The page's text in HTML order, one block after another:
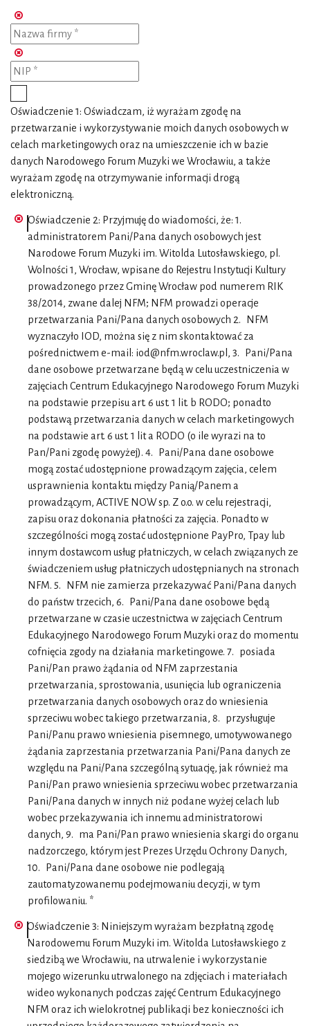
Oświadczenie 1: Oświadczam, iż wyrażam zgodę na
przetwarzanie i wykorzystywanie moich danych osobowych w
celach marketingowych oraz na umieszczenie ich w bazie
danych Narodowego Forum Muzyki we Wrocławiu, a także
wyrażam zgodę na otrzymywanie informacji drogą
elektroniczną.
Oświadczenie 2: Przyjmuję do wiadomości, że: 1.
administratorem Pani/Pana danych osobowych jest
Narodowe Forum Muzyki im. Witolda Lutosławskiego, pl.
Wolności 1, Wrocław, wpisane do Rejestru Instytucji Kultury
prowadzonego przez Gminę Wrocław pod numerem RIK
38/2014, zwane dalej NFM; NFM prowadzi operacje
przetwarzania Pani/Pana danych osobowych 2. NFM
wyznaczyło IOD, można się z nim skontaktować za
pośrednictwem e-mail: iod@nfm.wroclaw.pl, 3. Pani/Pana
dane osobowe przetwarzane będą w celu uczestniczenia w
zajęciach Centrum Edukacyjnego Narodowego Forum Muzyki
na podstawie przepisu art. 6 ust. 1 lit. b RODO; ponadto
podstawą przetwarzania danych w celach marketingowych
na podstawie art. 6 ust. 1 lit a RODO (o ile wyrazi na to
Pan/Pani zgodę powyżej). 4. Pani/Pana dane osobowe
mogą zostać udostępnione prowadzącym zajęcia, celem
usprawnienia kontaktu między Panią/Panem a
prowadzącym, ACTIVE NOW sp. Z o.o. w celu rejestracji,
zapisu oraz dokonania płatności za zajęcia. Ponadto w
szczególności mogą zostać udostępnione PayPro, Tpay lub
innym dostawcom usług płatniczych, w celach związanych ze
świadczeniem usług płatniczych udostępnianych na stronach
NFM. 5. NFM nie zamierza przekazywać Pani/Pana danych
do państw trzecich, 6. Pani/Pana dane osobowe będą
przetwarzane w czasie uczestnictwa w zajęciach Centrum
Edukacyjnego Narodowego Forum Muzyki oraz do momentu
cofnięcia zgody na działania marketingowe. 7. posiada
Pani/Pan prawo żądania od NFM zaprzestania
przetwarzania, sprostowania, usunięcia lub ograniczenia
przetwarzania danych osobowych oraz do wniesienia
sprzeciwu wobec takiego przetwarzania, 8. przysługuje
Pani/Panu prawo wniesienia pisemnego, umotywowanego
żądania zaprzestania przetwarzania Pani/Pana danych ze
względu na Pani/Pana szczególną sytuację, jak również ma
Pani/Pan prawo wniesienia sprzeciwu wobec przetwarzania
Pani/Pana danych w innych niż podane wyżej celach lub
wobec przekazywania ich innemu administratorowi
danych, 9. ma Pani/Pan prawo wniesienia skargi do organu
nadzorczego, którym jest Prezes Urzędu Ochrony Danych,
10. Pani/Pana dane osobowe nie podlegają
zautomatyzowanemu podejmowaniu decyzji, w tym
profilowaniu. *
Oświadczenie 3: Niniejszym wyrażam bezpłatną zgodę
Narodowemu Forum Muzyki im. Witolda Lutosławskiego z
siedzibą we Wrocławiu, na utrwalenie i wykorzystanie
mojego wizerunku utrwalonego na zdjęciach i materiałach
wideo wykonanych podczas zajęć Centrum Edukacyjnego
NFM oraz ich wielokrotnej publikacji bez konieczności ich